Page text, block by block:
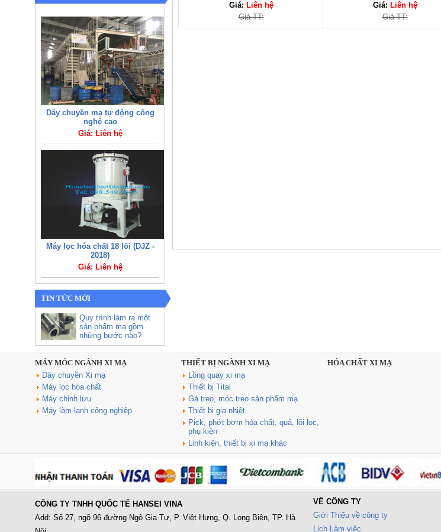
Dây chuyền mạ tự động công
nghệ cao
Giá: Liên hệ
Máy lọc hóa chất 18 lõi (DJZ -
2018)
Giá: Liên hệ
Sản xuất, cung cấp bể xi mạ
thiết kế theo yêu cầu
Giá: Liên hệ
Máy lọc hóa chất 8 lõi (DJZ-
2008)
TIN TỨC MỚI
Quy trình làm ra một
sản phẩm mạ gồm
những bước nào?
Giá: Liên hệ
Giá TT:
Giá: Liên hệ
Giá TT:
MÁY MÓC NGÀNH XI MẠ
Dây chuyền Xi mạ
Máy lọc hóa chất
Máy chỉnh lưu
Máy làm lạnh công nghiệp
THIẾT BỊ NGÀNH XI MẠ
Lồng quay xi mạ
Thiết bị Tital
Gá treo, móc treo sản phẩm mạ
Thiết bị gia nhiệt
Pick, phớt bơm hóa chất, quả, lõi lọc,
phụ kiện
Linh kiện, thiết bị xi mạ khác
HÓA CHẤT XI MẠ
CÔNG TY TNHH QUỐC TẾ HANSEI VINA
Add: Số 27, ngõ 96 đường Ngô Gia Tự, P. Việt Hưng, Q. Long Biên, TP. Hà
VỀ CÔNG TY
Giới Thiệu về công ty
Lịch Làm việc